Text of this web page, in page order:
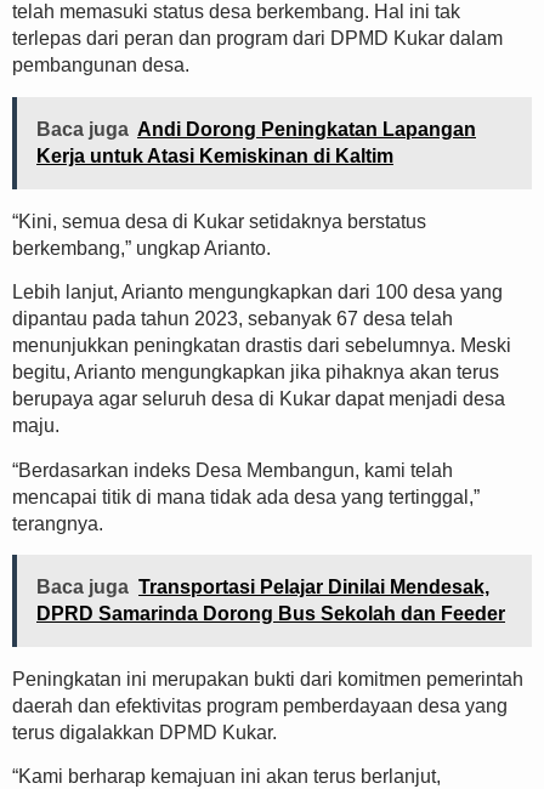
telah memasuki status desa berkembang. Hal ini tak
terlepas dari peran dan program dari DPMD Kukar dalam
pembangunan desa.
Baca juga Andi Dorong Peningkatan Lapangan
Kerja untuk Atasi Kemiskinan di Kaltim
“Kini, semua desa di Kukar setidaknya berstatus
berkembang,” ungkap Arianto.
Lebih lanjut, Arianto mengungkapkan dari 100 desa yang
dipantau pada tahun 2023, sebanyak 67 desa telah
menunjukkan peningkatan drastis dari sebelumnya. Meski
begitu, Arianto mengungkapkan jika pihaknya akan terus
berupaya agar seluruh desa di Kukar dapat menjadi desa
maju.
“Berdasarkan indeks Desa Membangun, kami telah
mencapai titik di mana tidak ada desa yang tertinggal,”
terangnya.
Baca juga Transportasi Pelajar Dinilai Mendesak,
DPRD Samarinda Dorong Bus Sekolah dan Feeder
Peningkatan ini merupakan bukti dari komitmen pemerintah
daerah dan efektivitas program pemberdayaan desa yang
terus digalakkan DPMD Kukar.
“Kami berharap kemajuan ini akan terus berlanjut,